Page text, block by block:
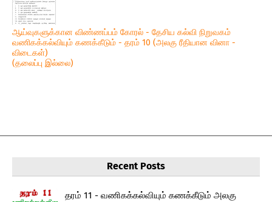
ஆய்வுகளுக்கான விண்ணப்பம் கோரல் - தேசிய கல்வி நிறுவகம்
வணிகக்கல்வியும் கணக்கீடும் - தரம் 10 (அலகு ரீதியான வினா -
விடைகள்)
(தலைப்பு இல்லை)
Recent Posts
தரம் 11 - வணிகக்கல்வியும் கணக்கீடும் அலகு